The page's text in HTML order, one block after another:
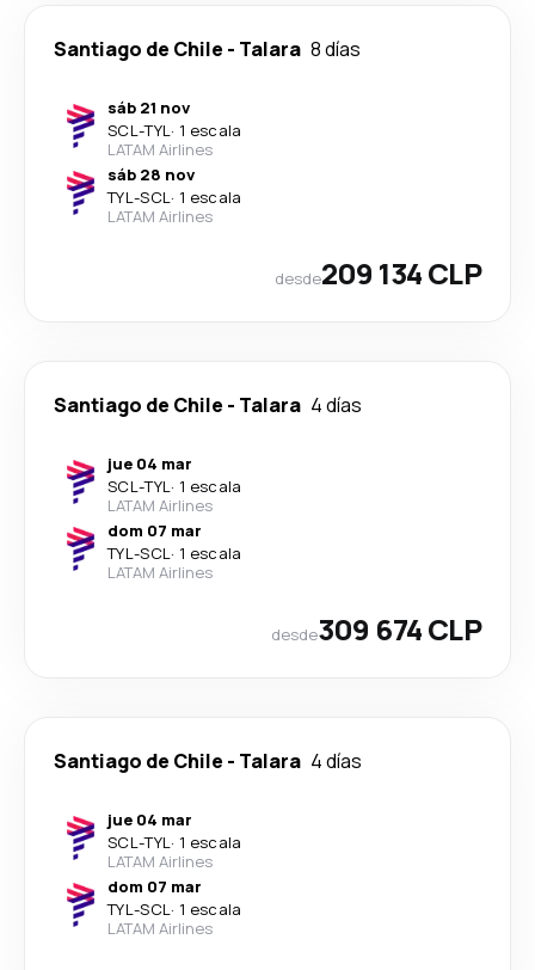
Santiago de Chile - Talara 8 días
sáb 21 nov
SCL-TYL· 1 escala
LATAM Airlines
sáb 28 nov
TYL-SCL· 1 escala
LATAM Airlines
desde209 134 CLP
Santiago de Chile - Talara 4 días
jue 04 mar
SCL-TYL· 1 escala
LATAM Airlines
dom 07 mar
TYL-SCL· 1 escala
LATAM Airlines
desde309 674 CLP
Santiago de Chile - Talara 4 días
jue 04 mar
SCL-TYL· 1 escala
LATAM Airlines
dom 07 mar
TYL-SCL· 1 escala
LATAM Airlines